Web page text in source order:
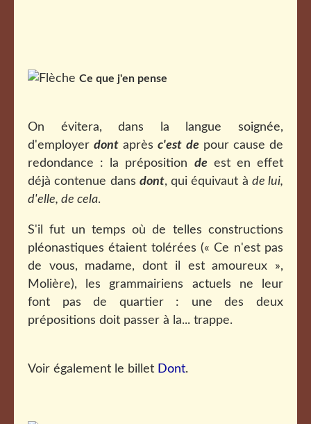
Ce que j'en pense
On évitera, dans la langue soignée,
d'employerdont aprèsc'est depour cause de
redondance : la préposition deest en effet
déjà contenue dans dont, qui équivaut à de lui,
d'elle, de cela.
S'il fut un temps où de telles constructions
pléonastiques étaient tolérées (« Ce n'est pas
de vous, madame, dont il est amoureux »,
Molière), les grammairiens actuels ne leur
font pas de quartier : une des deux
prépositions doit passer à la... trappe.
Voir également le billet Dont.